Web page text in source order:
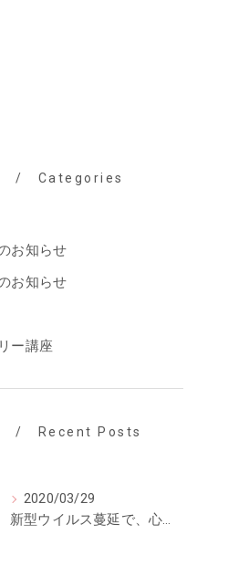
Categories
お知らせ
お知らせ
ー講座
Recent Posts
2020/03/29
新型ウイルス蔓延で、心も体も疲れが溜まっていませんか？